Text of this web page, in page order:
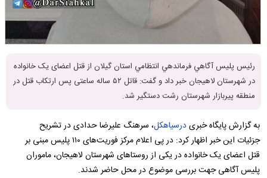
رئيس پليس آگاهي فرماندهي انتظامي استان گیلان از قتل اعضای يک خانواده
در شهرستان لاهيجان خبر داد و گفت: قاتل ۵۲ ساله ساعتی پس ارتکاب قتل در
منطقه پيربازار شهرستان رشت دستگير شد.
به گزارش پایگاه خبریدرسیاهکل، سرهنگ علیرضا حدادی در تشریح
جزئیات این خبر اظهار کرد: در پی اعلام مرکز فوریت‌های ۱۱۰ پلیس مبنی بر
قتل اعضای یک خانواده در یکی از روستاهای شهرستان لاهیجان، ماموران
پلیس آگاهی جهت بررسی موضوع در محل حاضر شدند.